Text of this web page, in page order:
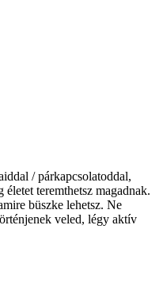
/ párkapcsolatoddal,
teremthetsz magadnak.
büszke lehetsz. Ne
veled, légy aktív